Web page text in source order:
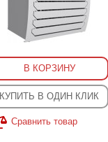
В КОРЗИНУ
КУПИТЬ В ОДИН КЛИК
Сравнить товар